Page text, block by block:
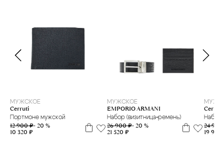
МУЖСКОЕ
Cerruti
Портмоне мужской
12 900 ₽- 20 %
10 320 ₽
МУЖСКОЕ
EMPORIO ARMANI
Набор (визитница+ремень)
26 900 ₽- 20 %
21 520 ₽
Cerruti
Набор
24
19 920